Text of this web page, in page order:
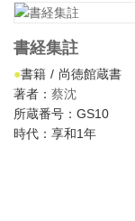
書経集註
書籍
尚徳館蔵書
著者： 蔡沈
所蔵番号：GS10
時代：享和1年